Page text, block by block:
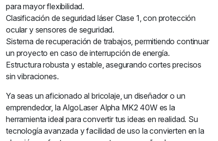
para mayor flexibilidad.
Clasificación de seguridad láser Clase 1, con protección
ocular y sensores de seguridad.
Sistema de recuperación de trabajos, permitiendo continuar
un proyecto en caso de interrupción de energía.
Estructura robusta y estable, asegurando cortes precisos
sin vibraciones.
Ya seas un aficionado al bricolaje, un diseñador o un
emprendedor, la AlgoLaser Alpha MK2 40W es la
herramienta ideal para convertir tus ideas en realidad. Su
tecnología avanzada y facilidad de uso la convierten en la